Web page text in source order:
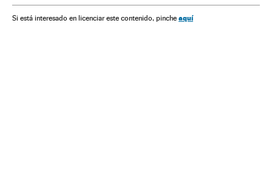
Si está interesado en licenciar este contenido, pinche aquí